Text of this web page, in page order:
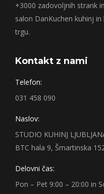
+3000 zadovoljnih strank
salon DanKuchen kuhinj
trgu.
Kontakt z nami
Telefon:
031 458 090
Naslov:
STUDIO KUHINJ
BTC hala 9, Šmartinska
Delovni čas:
Pon – Pet 9:00 – 20:00 in